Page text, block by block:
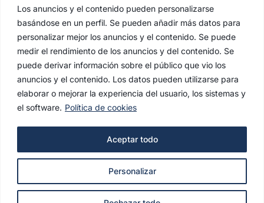
Los anuncios y el contenido pueden personalizarse
basándose en un perfil. Se pueden añadir más datos para
personalizar mejor los anuncios y el contenido. Se puede
medir el rendimiento de los anuncios y del contenido. Se
puede derivar información sobre el público que vio los
anuncios y el contenido. Los datos pueden utilizarse para
elaborar o mejorar la experiencia del usuario, los sistemas y
el software. Política de cookies
Personalizar
Aceptar todo
AVISO LEGAL
POLÍTICA DE PRIVACIDAD
POLÍTICA DE COOKIES
© 2022 Hermandad de la Estrella. Todos los derechos